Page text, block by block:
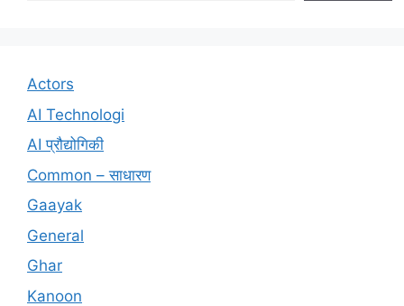
Actors
AI Technologi
AI प्रौद्योगिकी
Common – साधारण
Gaayak
General
Ghar
Kanoon